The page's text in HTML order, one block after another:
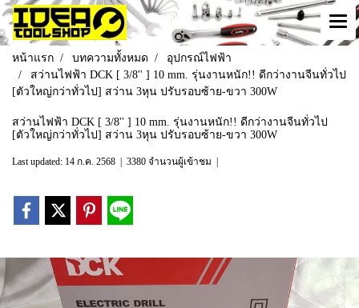
หน้าแรก บทความทั้งหมด
อุปกรณ์ไฟฟ้า
สว่านไฟฟ้า DCK [ 3/8'' ] 10 mm. รุ่นงานหนัก!! ดีกว่างานจีนทั่วไป
[ตัวใหญ่กว่าทั่วไป] สว่าน 3หุน ปรับรอบซ้าย-ขวา 300W
สว่านไฟฟ้า DCK [ 3/8'' ] 10 mm. รุ่นงานหนัก!! ดีกว่างานจีนทั่วไป
[ตัวใหญ่กว่าทั่วไป] สว่าน 3หุน ปรับรอบซ้าย-ขวา 300W
Last updated: 14 ก.ค. 2568 3380 จำนวนผู้เข้าชม